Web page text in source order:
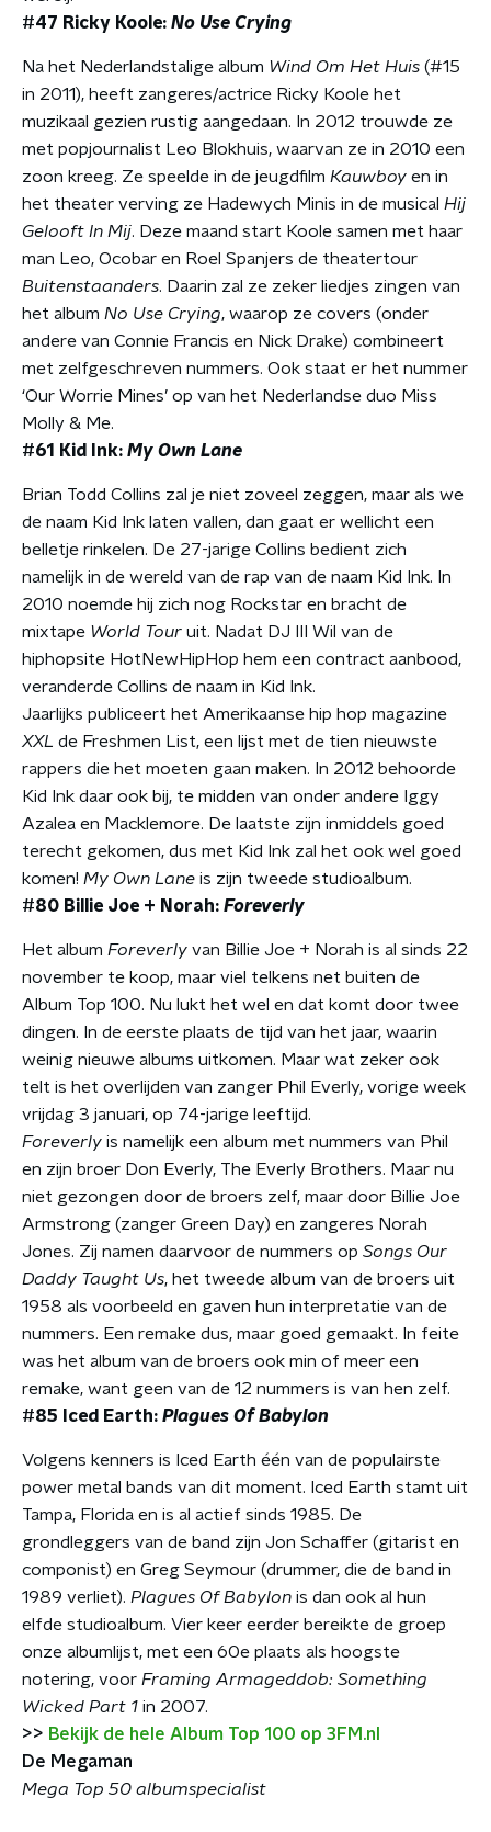
#47 Ricky Koole: No Use Crying
Na het Nederlandstalige album Wind Om Het Huis (#15
in 2011), heeft zangeres/actrice Ricky Koole het
muzikaal gezien rustig aangedaan. In 2012 trouwde ze
met popjournalist Leo Blokhuis, waarvan ze in 2010 een
zoon kreeg. Ze speelde in de jeugdfilm Kauwboy en in
het theater verving ze Hadewych Minis in de musical Hij
Gelooft In Mij. Deze maand start Koole samen met haar
man Leo, Ocobar en Roel Spanjers de theatertour
Buitenstaanders. Daarin zal ze zeker liedjes zingen van
het album No Use Crying, waarop ze covers (onder
andere van Connie Francis en Nick Drake) combineert
met zelfgeschreven nummers. Ook staat er het nummer
‘Our Worrie Mines’ op van het Nederlandse duo Miss
Molly & Me.
#61 Kid Ink: My Own Lane
Brian Todd Collins zal je niet zoveel zeggen, maar als we
de naam Kid Ink laten vallen, dan gaat er wellicht een
belletje rinkelen. De 27-jarige Collins bedient zich
namelijk in de wereld van de rap van de naam Kid Ink. In
2010 noemde hij zich nog Rockstar en bracht de
mixtape World Tour uit. Nadat DJ III Wil van de
hiphopsite HotNewHipHop hem een contract aanbood,
veranderde Collins de naam in Kid Ink.
Jaarlijks publiceert het Amerikaanse hip hop magazine
XXL de Freshmen List, een lijst met de tien nieuwste
rappers die het moeten gaan maken. In 2012 behoorde
Kid Ink daar ook bij, te midden van onder andere Iggy
Azalea en Macklemore. De laatste zijn inmiddels goed
terecht gekomen, dus met Kid Ink zal het ook wel goed
komen! My Own Lane is zijn tweede studioalbum.
#80 Billie Joe + Norah: Foreverly
Het album Foreverly van Billie Joe + Norah is al sinds 22
november te koop, maar viel telkens net buiten de
Album Top 100. Nu lukt het wel en dat komt door twee
dingen. In de eerste plaats de tijd van het jaar, waarin
weinig nieuwe albums uitkomen. Maar wat zeker ook
telt is het overlijden van zanger Phil Everly, vorige week
vrijdag 3 januari, op 74-jarige leeftijd.
Foreverly is namelijk een album met nummers van Phil
en zijn broer Don Everly, The Everly Brothers. Maar nu
niet gezongen door de broers zelf, maar door Billie Joe
Armstrong (zanger Green Day) en zangeres Norah
Jones. Zij namen daarvoor de nummers op Songs Our
Daddy Taught Us, het tweede album van de broers uit
1958 als voorbeeld en gaven hun interpretatie van de
nummers. Een remake dus, maar goed gemaakt. In feite
was het album van de broers ook min of meer een
remake, want geen van de 12 nummers is van hen zelf.
#85 Iced Earth: Plagues Of Babylon
Volgens kenners is Iced Earth één van de populairste
power metal bands van dit moment. Iced Earth stamt uit
Tampa, Florida en is al actief sinds 1985. De
grondleggers van de band zijn Jon Schaffer (gitarist en
componist) en Greg Seymour (drummer, die de band in
1989 verliet). Plagues Of Babylon is dan ook al hun
elfde studioalbum. Vier keer eerder bereikte de groep
onze albumlijst, met een 60e plaats als hoogste
notering, voor Framing Armageddob: Something
Wicked Part 1 in 2007.
>> Bekijk de hele Album Top 100 op 3FM.nl
De Megaman
Mega Top 50 albumspecialist